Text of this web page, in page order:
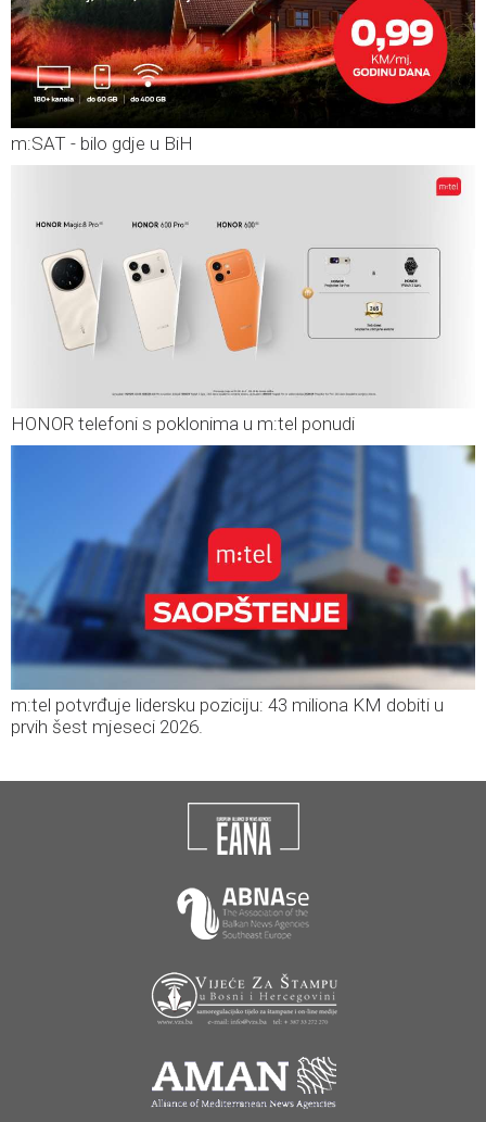
m:SAT - bilo gdje u BiH
HONOR telefoni s poklonima u m:tel ponudi
m:tel potvrđuje lidersku poziciju: 43 miliona KM dobiti u
prvih šest mjeseci 2026.